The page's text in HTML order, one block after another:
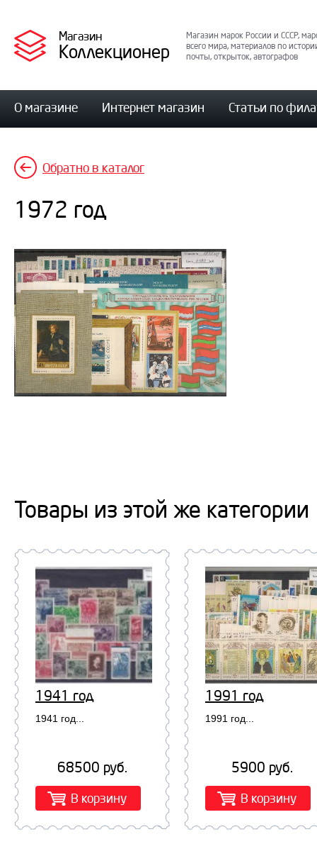
Магазин
Коллекционер
Магазин марок России и СССР,
всего мира, материалов по
почты, открыток, автографов
О магазине Интернет магазин Статьи по
Обратно в каталог
1972 год
Товары из этой же категории
1941 год
1941 год...
68500 руб.
В корзину
1991 год
1991 год...
5900 руб.
В корзину